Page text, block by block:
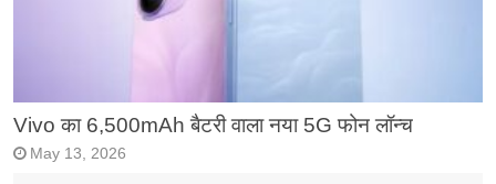
Vivo का 6,500mAh बैटरी वाला नया 5G फोन लॉन्च
May 13, 2026